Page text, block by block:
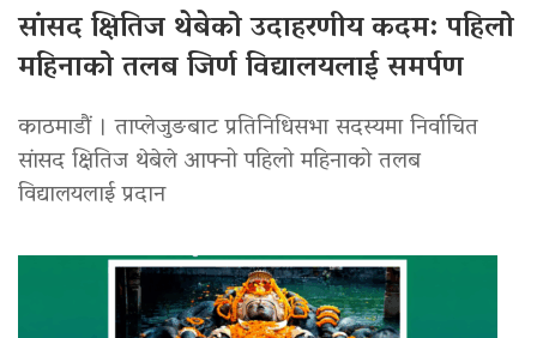
सांसद क्षितिज थेबेको उदाहरणीय कदम: पहिलो
महिनाको तलब जिर्ण विद्यालयलाई समर्पण
काठमाडौं । ताप्लेजुङबाट प्रतिनिधिसभा सदस्यमा निर्वाचित
सांसद क्षितिज थेबेले आफ्नो पहिलो महिनाको तलब
विद्यालयलाई प्रदान